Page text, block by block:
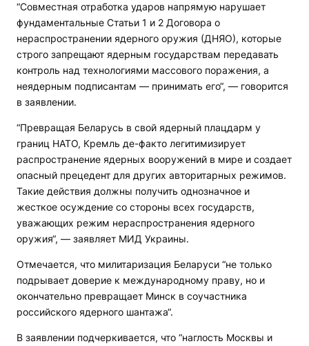
“Совместная отработка ударов напрямую нарушает
фундаментальные Статьи 1 и 2 Договора о
нераспространении ядерного оружия (ДНЯО), которые
строго запрещают ядерным государствам передавать
контроль над технологиями массового поражения, а
неядерным подписантам — принимать его“, — говорится
в заявлении.
“Превращая Беларусь в свой ядерный плацдарм у
границ НАТО, Кремль де-факто легитимизирует
распространение ядерных вооружений в мире и создает
опасный прецедент для других авторитарных режимов.
Такие действия должны получить однозначное и
жесткое осуждение со стороны всех государств,
уважающих режим нераспространения ядерного
оружия“, — заявляет МИД Украины.
Отмечается, что милитаризация Беларуси “не только
подрывает доверие к международному праву, но и
окончательно превращает Минск в соучастника
российского ядерного шантажа“.
В заявлении подчеркивается, что “наглость Москвы и